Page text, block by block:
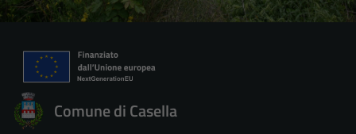
Comune di Casella